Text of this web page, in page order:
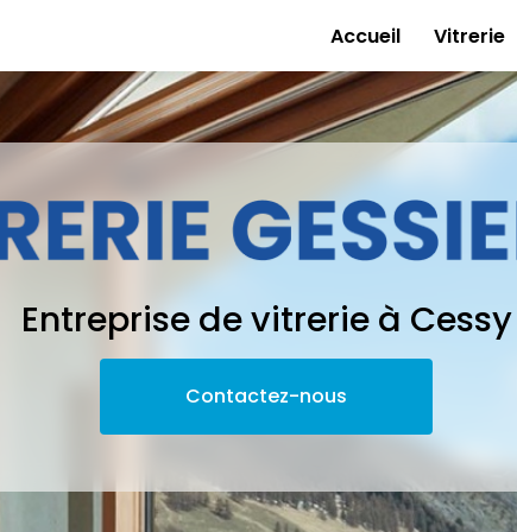
Accueil
Vitrerie
Entreprise de vitrerie à Cessy
Contactez-nous